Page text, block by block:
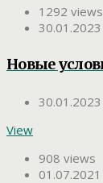
1292 views
30.01.2023
Новые
View
908 views
01.07.2021